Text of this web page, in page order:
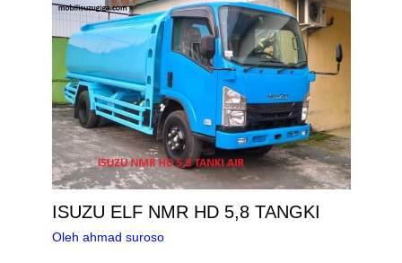
ISUZU ELF NMR HD 5,8 TANGKI
Oleh ahmad suroso